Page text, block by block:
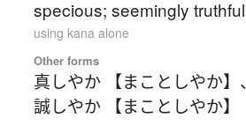
specious; seemingly truthful
using kana alone
Other forms
真しやか 【まことしやか】 、
誠しやか 【まことしやか】